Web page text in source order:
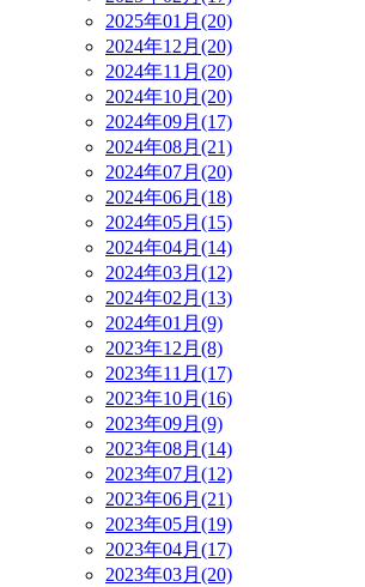
2025年01月(20)
2024年12月(20)
2024年11月(20)
2024年10月(20)
2024年09月(17)
2024年08月(21)
2024年07月(20)
2024年06月(18)
2024年05月(15)
2024年04月(14)
2024年03月(12)
2024年02月(13)
2024年01月(9)
2023年12月(8)
2023年11月(17)
2023年10月(16)
2023年09月(9)
2023年08月(14)
2023年07月(12)
2023年06月(21)
2023年05月(19)
2023年04月(17)
2023年03月(20)